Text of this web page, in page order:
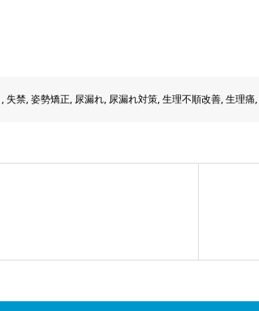
,失禁,姿勢矯正,尿漏れ,尿漏れ対策,生理不順改善,生理痛,